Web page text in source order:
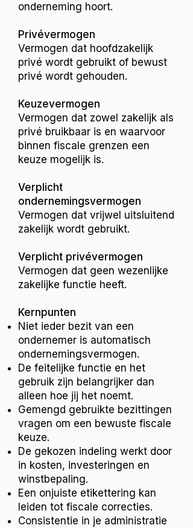
onderneming hoort.
Privévermogen
Vermogen dat hoofdzakelijk
privé wordt gebruikt of bewust
privé wordt gehouden.
Keuzevermogen
Vermogen dat zowel zakelijk als
privé bruikbaar is en waarvoor
binnen fiscale grenzen een
keuze mogelijk is.
Verplicht
ondernemingsvermogen
Vermogen dat vrijwel uitsluitend
zakelijk wordt gebruikt.
Verplicht privévermogen
Vermogen dat geen wezenlijke
zakelijke functie heeft.
Kernpunten
Niet ieder bezit van een
ondernemer is automatisch
ondernemingsvermogen.
De feitelijke functie en het
gebruik zijn belangrijker dan
alleen hoe jij het noemt.
Gemengd gebruikte bezittingen
vragen om een bewuste fiscale
keuze.
De gekozen indeling werkt door
in kosten, investeringen en
winstbepaling.
Een onjuiste etikettering kan
leiden tot fiscale correcties.
Consistentie in je administratie